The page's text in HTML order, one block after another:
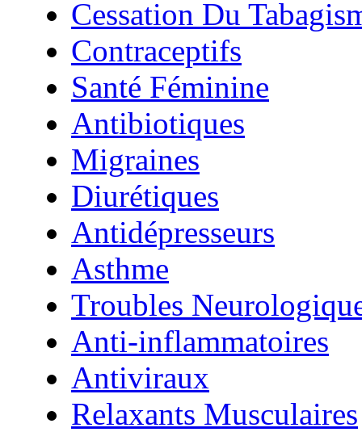
Cessation Du
Contraceptifs
Santé Féminine
Antibiotiques
Migraines
Diurétiques
Antidépresseurs
Asthme
Troubles
Anti-inflammatoires
Antiviraux
Relaxants Musculaires